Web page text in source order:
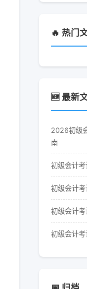
🔥 热门
🆕 最新
2026初级
南
初级会计
初级会计
初级会计
初级会计